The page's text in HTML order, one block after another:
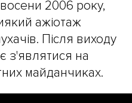
2006 року,
ажіотаж
Після виходу
з'являтися на
майданчиках.